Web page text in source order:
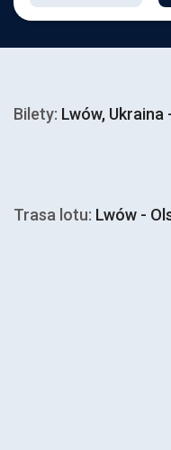
Bilety: Lwów, Ukraina
Trasa lotu: Lwów -